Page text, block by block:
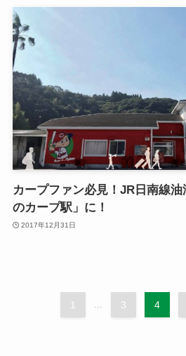
カープファン必見！JR日南線
のカープ駅」に！
2017年12月31日
1 ... 3 4